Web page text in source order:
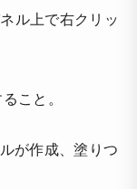
ル上で右クリッ
こと。
が作成、塗りつ